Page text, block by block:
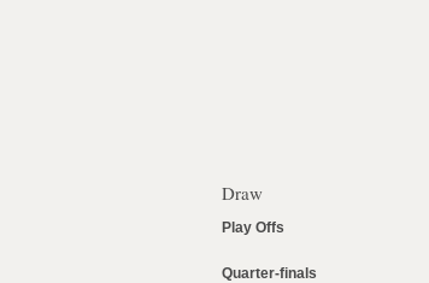
Draw
Play Offs
Quarter-finals